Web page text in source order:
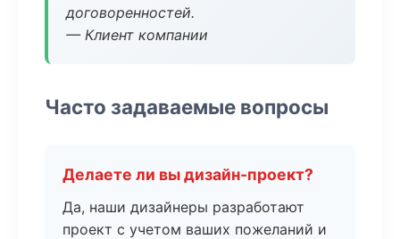
договоренностей.
— Клиент компании
Часто задаваемые вопросы
Делаете ли вы дизайн-проект?
Да, наши дизайнеры разработают
проект с учетом ваших пожеланий и